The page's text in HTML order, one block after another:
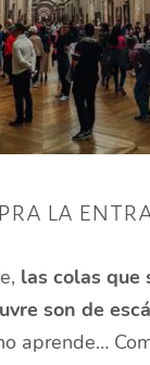
la
las colas que
son de
aprende…